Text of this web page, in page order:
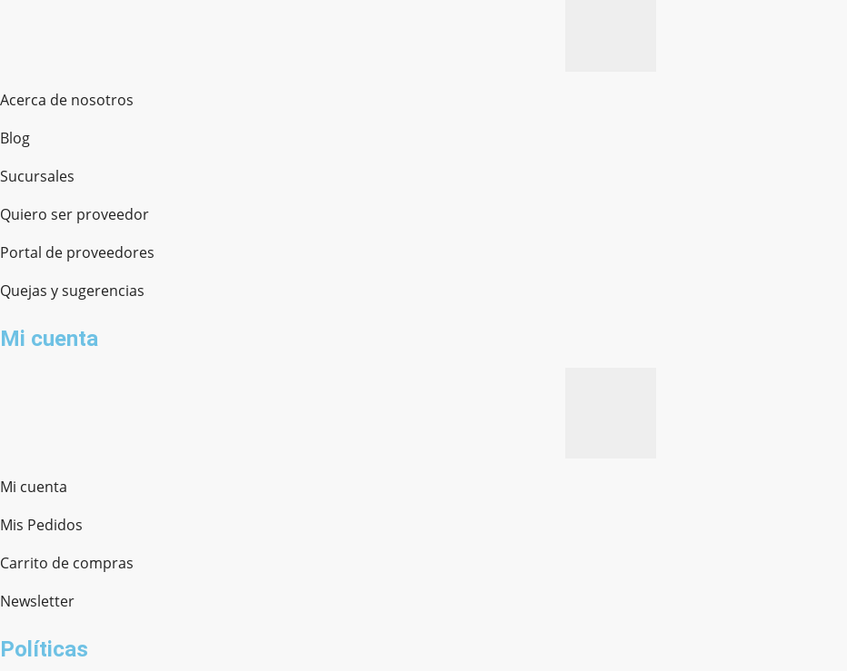
Acerca de nosotros
Blog
Sucursales
Quiero ser proveedor
Portal de proveedores
Quejas y sugerencias
Mi cuenta
Mi cuenta
Mis Pedidos
Carrito de compras
Newsletter
Políticas